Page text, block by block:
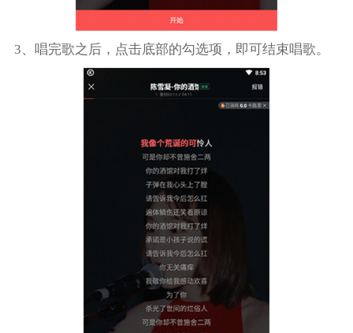
3、唱完歌之后，点击底部的勾选项，即可结束唱歌。